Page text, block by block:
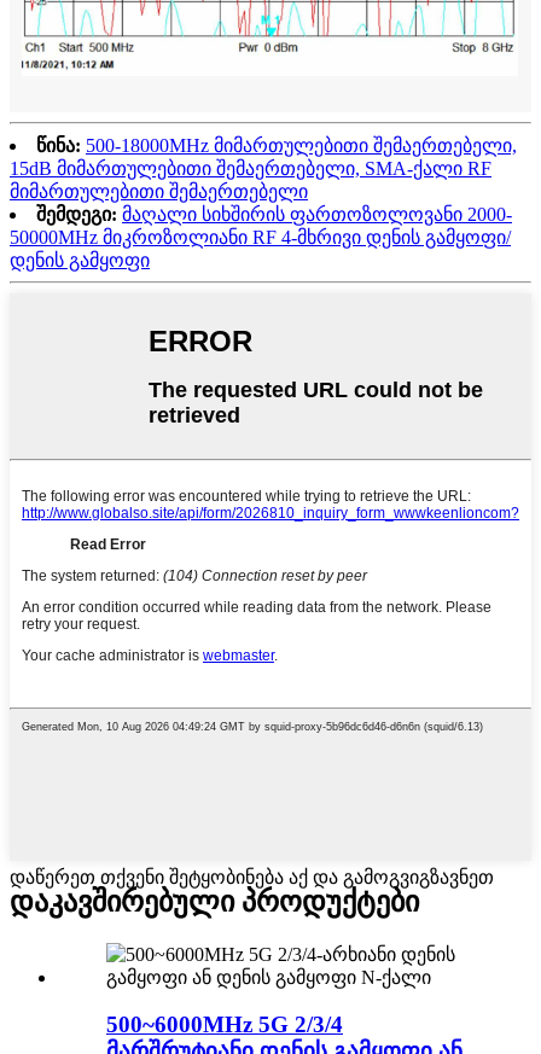
წინა: 500-18000MHz მიმართულებითი შემაერთებელი,
15dB მიმართულებითი შემაერთებელი, SMA-ქალი RF
მიმართულებითი შემაერთებელი
შემდეგი: მაღალი სიხშირის ფართოზოლოვანი 2000-
50000MHz მიკროზოლიანი RF 4-მხრივი დენის გამყოფი/
დენის გამყოფი
დაწერეთ თქვენი შეტყობინება აქ და გამოგვიგზავნეთ
დაკავშირებული პროდუქტები
500~6000MHz 5G 2/3/4